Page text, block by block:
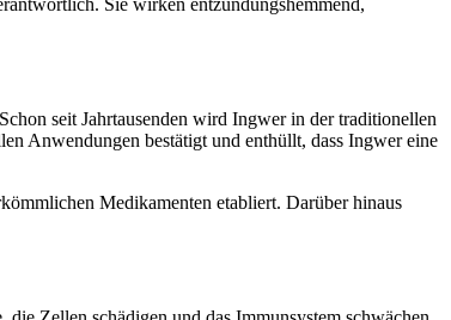
Sie wirken entzündungshemmend,
seit Jahrtausenden wird Ingwer in der traditionellen
Anwendungen bestätigt und enthüllt, dass Ingwer eine
Medikamenten etabliert. Darüber hinaus